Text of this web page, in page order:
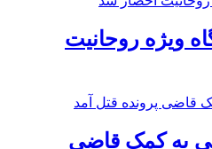
ویژه روحانیت
به کمک قاضی